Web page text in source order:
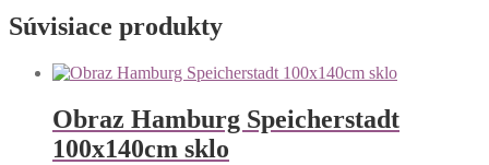
Súvisiace produkty
Obraz Hamburg Speicherstadt
100x140cm sklo